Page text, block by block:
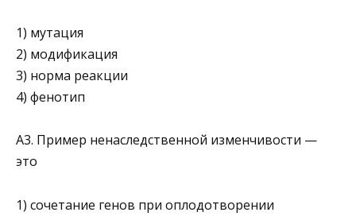
1) мутация
2) модификация
3) норма реакции
4) фенотип
А3. Пример ненаследственной изменчивости —
это
1) сочетание генов при оплодотворении